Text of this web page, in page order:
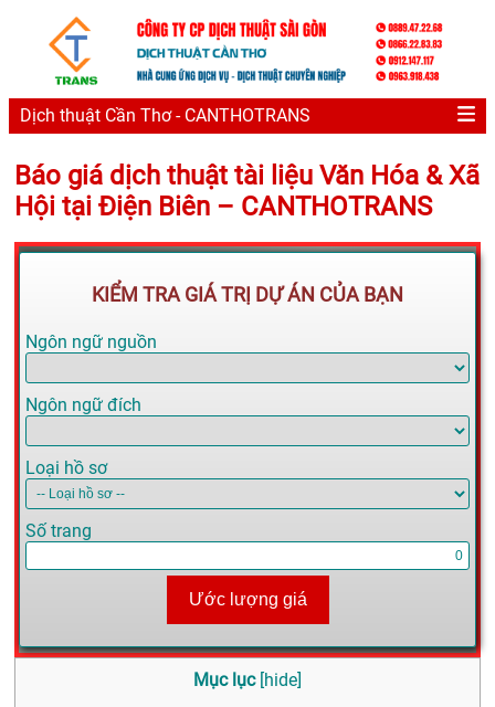
Dịch thuật Cần Thơ - CANTHOTRANS
Báo giá dịch thuật tài liệu Văn Hóa & Xã
Hội tại Điện Biên – CANTHOTRANS
KIỂM TRA GIÁ TRỊ DỰ ÁN CỦA BẠN
Ngôn ngữ nguồn
Ngôn ngữ đích
Loại hồ sơ
Số trang
Ước lượng giá
Mục lục [hide]